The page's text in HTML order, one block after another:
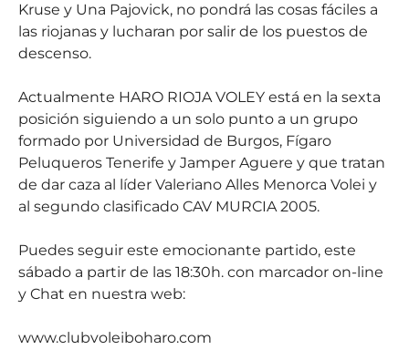
Kruse y Una Pajovick, no pondrá las cosas fáciles a
las riojanas y lucharan por salir de los puestos de
descenso.
Actualmente HARO RIOJA VOLEY está en la sexta
posición siguiendo a un solo punto a un grupo
formado por Universidad de Burgos, Fígaro
Peluqueros Tenerife y Jamper Aguere y que tratan
de dar caza al líder Valeriano Alles Menorca Volei y
al segundo clasificado CAV MURCIA 2005.
Puedes seguir este emocionante partido, este
sábado a partir de las 18:30h. con marcador on-line
y Chat en nuestra web:
www.clubvoleiboharo.com